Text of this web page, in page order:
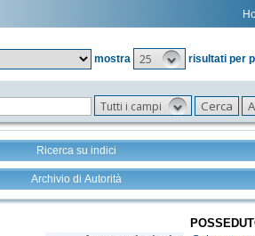
mostra
25 risultati per
Tutti i campi
Ricerca su indici
Archivio di Autorità